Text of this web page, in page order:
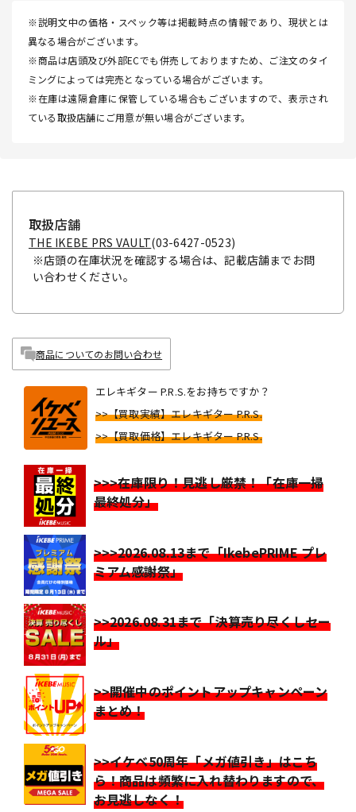
※説明文中の価格・スペック等は掲載時点の情報であり、現状とは
異なる場合がございます。
※商品は店頭及び外部ECでも併売しておりますため、ご注文のタイ
ミングによっては完売となっている場合がございます。
※在庫は遠隔倉庫に保管している場合もございますので、表示され
ている取扱店舗にご用意が無い場合がございます。
取扱店舗
THE IKEBE PRS VAULT(03-6427-0523)
※店頭の在庫状況を確認する場合は、記載店舗までお問
い合わせください。
商品についてのお問い合わせ
エレキギター P.R.S.をお持ちですか？
>>【買取実績】エレキギター P.R.S.
>>【買取価格】エレキギター P.R.S.
>>>在庫限り！見逃し厳禁！「在庫一掃
最終処分」
>>>2026.08.13まで「IkebePRIME プレ
ミアム感謝祭」
>>2026.08.31まで「決算売り尽くしセー
ル」
>>開催中のポイントアップキャンペーン
まとめ！
>>イケベ50周年「メガ値引き」はこち
ら！商品は頻繁に入れ替わりますので、
お見逃しなく！